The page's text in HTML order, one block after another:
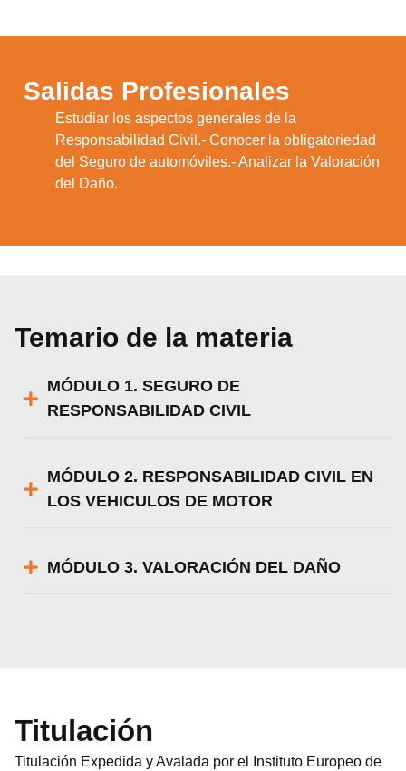
Salidas Profesionales
Estudiar los aspectos generales de la
Responsabilidad Civil.- Conocer la obligatoriedad
del Seguro de automóviles.- Analizar la Valoración
del Daño.
Temario de la materia
MÓDULO 1. SEGURO DE
RESPONSABILIDAD CIVIL
MÓDULO 2. RESPONSABILIDAD CIVIL EN
LOS VEHICULOS DE MOTOR
MÓDULO 3. VALORACIÓN DEL DAÑO
Titulación
Titulación Expedida y Avalada por el Instituto Europeo de